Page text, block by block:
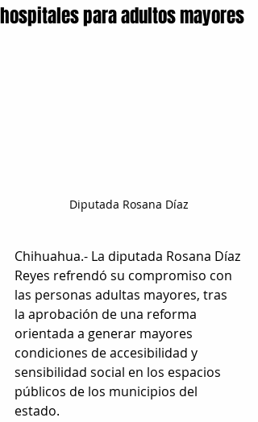
hospitales para adultos mayores
Diputada Rosana Díaz
Chihuahua.- La diputada Rosana Díaz
Reyes refrendó su compromiso con
las personas adultas mayores, tras
la aprobación de una reforma
orientada a generar mayores
condiciones de accesibilidad y
sensibilidad social en los espacios
públicos de los municipios del
estado.